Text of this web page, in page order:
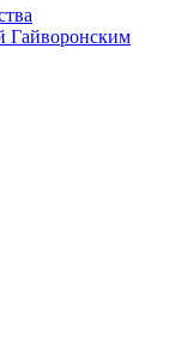
Гайворонским